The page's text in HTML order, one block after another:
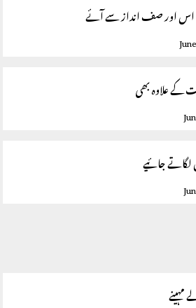
اس اور صف انداز سے آئے
علاوہ بھی
لگاتے جائیے